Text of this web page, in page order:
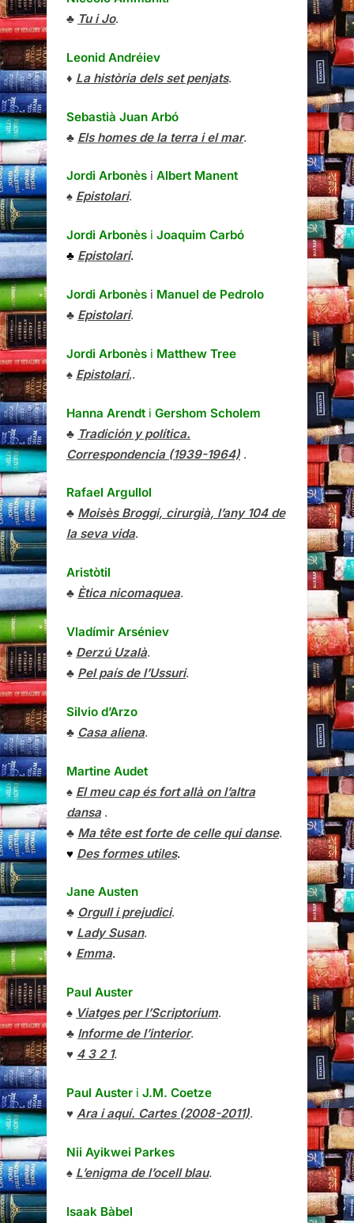
♣ Tu i Jo.
Leonid Andréiev
♦ La història dels set penjats.
Sebastià Juan Arbó
♣ Els homes de la terra i el mar.
Jordi Arbonès i Albert Manent
♠ Epistolari.
Jordi Arbonès i Joaquim Carbó
♣ Epistolari.
Jordi Arbonès i Manuel de Pedrolo
♣ Epistolari.
Jordi Arbonès i Matthew Tree
♠ Epistolari,.
Hanna Arendt i Gershom Scholem
♣ Tradición y política.
Correspondencia (1939-1964) .
Rafael Argullol
♣ Moisès Broggi, cirurgià, l’any 104 de
la seva vida.
Aristòtil
♣ Ètica nicomaquea.
Vladímir Arséniev
♠ Derzú Uzalà.
♣ Pel país de l’Ussuri.
Silvio d’Arzo
♣ Casa aliena.
Martine Audet
♠ El meu cap és fort allà on l’altra
dansa.
♣ Ma tête est forte de celle qui danse.
♥ Des formes utiles.
Jane Austen
♣ Orgull i prejudici.
♥ Lady Susan.
♦ Emma.
Paul Auster
♠ Viatges per l’Scriptorium.
♣ Informe de l’interior.
♥ 4 3 2 1.
Paul Auster i J.M. Coetze
♥ Ara i aquí. Cartes (2008-2011).
Nii Ayikwei Parkes
♠ L’enigma de l’ocell blau.
Isaak Bàbel